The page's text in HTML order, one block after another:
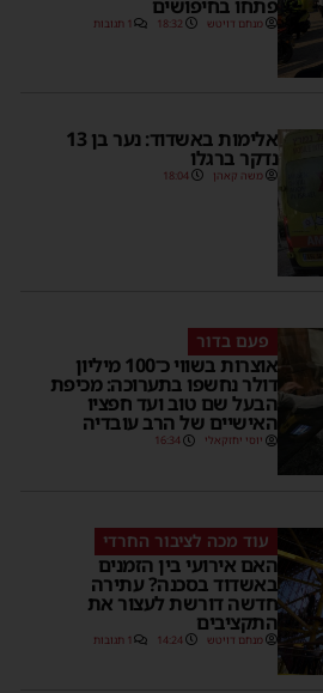
פתחו בחיפושים
מנחם דויטש 18:32 1 תגובות
אלימות באשדוד: נער בן 13
נדקר ברגלו
משה קאהן 18:04
פעם בדור
אוצרות בשווי כ־100 מיליון
דולר נחשפו בתערוכה: מכיפת
הבעל שם טוב ועד חפציו
האישיים של הרב עובדיה
יוסי יחזקאלי 16:34
עוד מכה לציבור החרדי
האם אירועי בין הזמנים
באשדוד בסכנה? עתירה
חדשה דורשת לעצור את
התקציבים
מנחם דויטש 14:24 1 תגובות